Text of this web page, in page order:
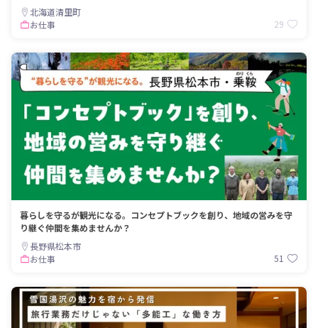
北海道清里町
お仕事
29
暮らしを守るが観光になる。コンセプトブックを創り、地域の営みを守
り継ぐ仲間を集めませんか？
長野県松本市
お仕事
51